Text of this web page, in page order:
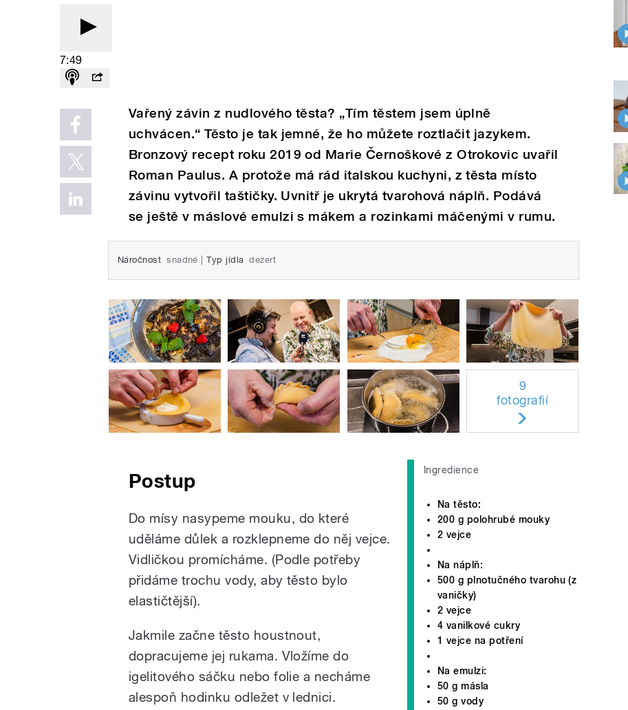
7:49
Vařený závin z nudlového těsta? „Tím těstem jsem úplně
uchvácen.“ Těsto je tak jemné, že ho můžete roztlačit jazykem.
Bronzový recept roku 2019 od Marie Černoškové z Otrokovic uvařil
Roman Paulus. A protože má rád italskou kuchyni, z těsta místo
závinu vytvořil taštičky. Uvnitř je ukrytá tvarohová náplň. Podává
se ještě v máslové emulzi s mákem a rozinkami máčenými v rumu.
Náročnost snadné Typ jídla dezert
9
fotografií
Ingredience
Na těsto:
200 g polohrubé mouky
2 vejce
Na náplň:
500 g plnotučného tvarohu (z
vaničky)
2 vejce
4 vanilkové cukry
1 vejce na potření
Na emulzi:
50 g másla
50 g vody
Postup
Do mísy nasypeme mouku, do které
uděláme důlek a rozklepneme do něj vejce.
Vidličkou promícháme. (Podle potřeby
přidáme trochu vody, aby těsto bylo
elastičtější).
Jakmile začne těsto houstnout,
dopracujeme jej rukama. Vložíme do
igelitového sáčku nebo folie a necháme
alespoň hodinku odležet v lednici.